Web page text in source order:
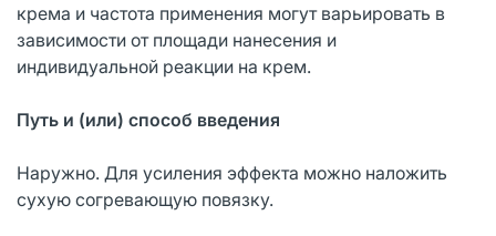
крема и частота применения могут варьировать в
зависимости от площади нанесения и
индивидуальной реакции на крем.
Путь и (или) способ введения
Наружно. Для усиления эффекта можно наложить
сухую согревающую повязку.